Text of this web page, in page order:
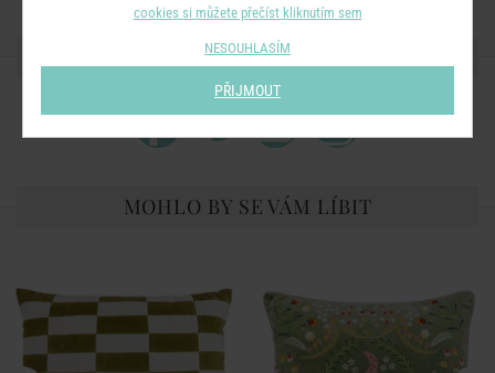
SDÍLEJTE S PŘÁTELI
MOHLO BY SE VÁM LÍBIT
cookies si můžete přečíst kliknutím sem
NESOUHLASÍM
PŘIJMOUT